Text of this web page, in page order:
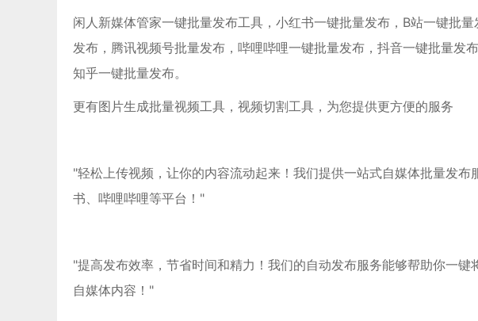
闲人新媒体管家一键批量发布工具，小红书一键批量发布，B站一键批
发布，腾讯视频号批量发布，哔哩哔哩一键批量发布，抖音一键批量发
知乎一键批量发布。
更有图片生成批量视频工具，视频切割工具，为您提供更方便的服务
"轻松上传视频，让你的内容流动起来！我们提供一站式自媒体批量发
书、哔哩哔哩等平台！"
"提高发布效率，节省时间和精力！我们的自动发布服务能够帮助你一
自媒体内容！"